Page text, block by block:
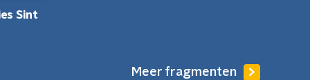
Sint
Meer fragmenten